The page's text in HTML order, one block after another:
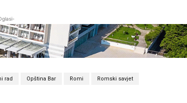
rad Opština Bar Romi Romski savjet